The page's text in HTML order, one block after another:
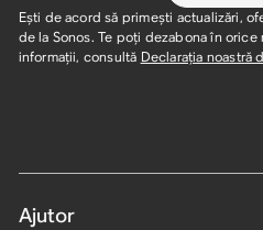
Ești de acord să primești actualizări,
de la Sonos. Te poți dezabona în orice
informații, consultă Declarația noastră
Ajutor